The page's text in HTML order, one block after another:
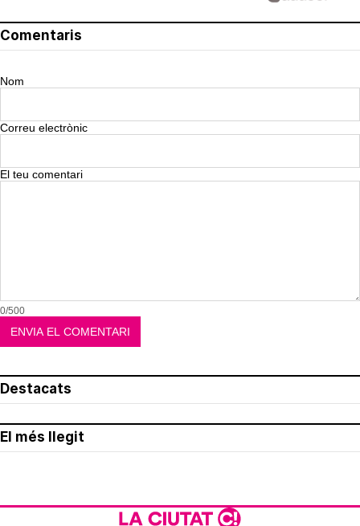
Comentaris
Nom
Correu electrònic
El teu comentari
0/500
Destacats
El més llegit